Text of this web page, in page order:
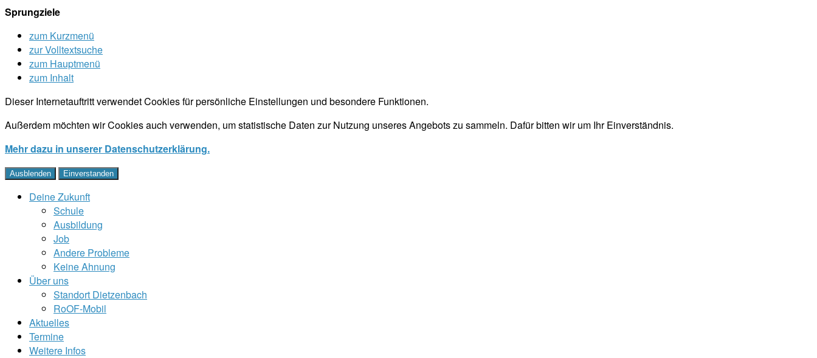
Sprungziele
zum Kurzmenü
zur Volltextsuche
zum Hauptmenü
zum Inhalt
Dieser Internetauftritt verwendet Cookies für persönliche Einstellungen und besondere Funktionen.
Außerdem möchten wir Cookies auch verwenden, um statistische Daten zur Nutzung unseres Angebots zu sammeln. Dafür bitten wir um Ihr Einverständnis.
Mehr dazu in unserer Datenschutzerklärung.
Ausblenden Einverstanden
Deine Zukunft
Schule
Ausbildung
Job
Andere Probleme
Keine Ahnung
Über uns
Standort Dietzenbach
RoOF-Mobil
Aktuelles
Termine
Weitere Infos